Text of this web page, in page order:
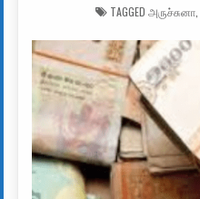
TAGGED அருச்சுனா